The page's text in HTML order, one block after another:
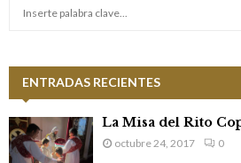
h
f
o
r
ENTRADAS RECIENTES
La Misa del Rito
octubre 24, 2017 0